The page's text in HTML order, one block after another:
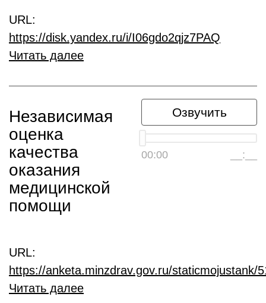
URL:
https://disk.yandex.ru/i/I06gdo2qjz7PAQ
Читать далее
Озвучить
00:00 __:__
Независимая
оценка
качества
оказания
медицинской
помощи
URL:
https://anketa.minzdrav.gov.ru/staticmojustank/
Читать далее